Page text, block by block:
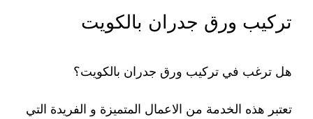
تركيب ورق جدران بالكويت
هل ترغب في تركيب ورق جدران بالكويت؟
تعتبر هذه الخدمة من الاعمال المتميزة و الفريدة التي